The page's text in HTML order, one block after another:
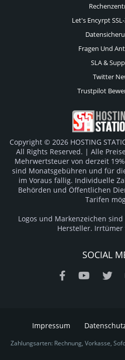
Let's Encyrpt
Fragen Und
SLA &
Twitter
Trustpilot
Copyright © 2026 HOSTING
All Rights Reserved. | Alle
Mehrwertsteuer von derzeit
sind Monatsgebühren und für
im Voraus fällig. Individuelle
Behörden und Öffentlichen
Tarifen
Logos und Markenzeichen
Hersteller. Irrtümer
SOCIAL
Impressum
Zahlungsarten: Rechnung, Vorkasse,